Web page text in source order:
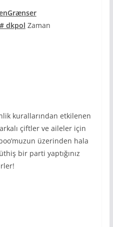
dkpol Zaman
kurallarından etkilenen
çiftler ve aileler için
üzerinden hala
bir parti yaptığınız